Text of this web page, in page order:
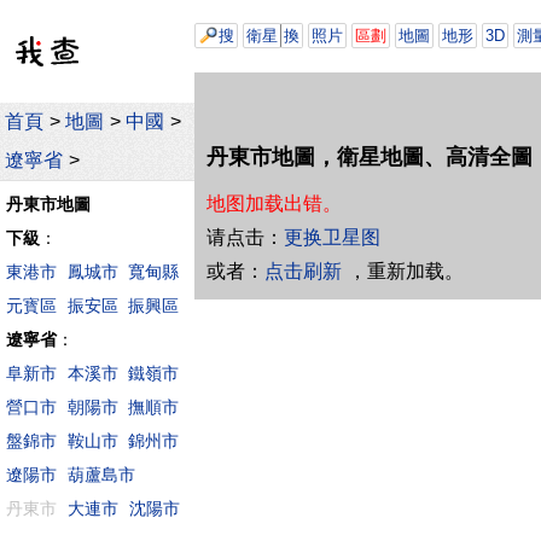
首頁 > 地圖 > 中國 >
遼寧省 >
丹東市地圖
下級 ：
東港市
鳳城市 寬甸縣
元寳區 振安區 振興區
遼寧省：
阜新市 本溪市 鐵嶺市
營口市 朝陽市 撫順市
盤錦市 鞍山市 錦州市
遼陽市 葫蘆島市
丹東市
大連市 沈陽市
搜 衛星 換 照片 區劃 地圖 地形 3D 測
丹東市地圖，衛星地圖、高清全圖
地图加载出错。
请点击： 更换卫星图
或者： 点击刷新 ，重新加载。